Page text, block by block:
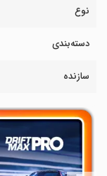
نوع
دسته‌بندی
سازنده